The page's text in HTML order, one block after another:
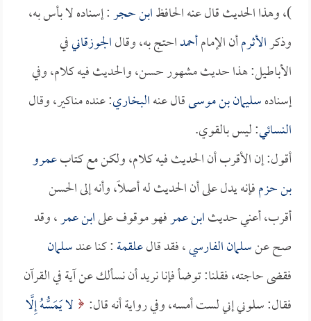
)، وهذا الحديث قال عنه الحافظابن حجر: إسناده لا بأس به،
وذكرالأثرمأن الإمامأحمداحتج به، وقالالجوزقانيفي
الأباطيل: هذا حديث مشهور حسن، والحديث فيه كلام، وفي
إسنادهسليمان بن موسىقال عنهالبخاري: عنده مناكير، وقال
النسائي: ليس بالقوي.
أقول: إن الأقرب أن الحديث فيه كلام، ولكن مع كتابعمرو
بن حزمفإنه يدل على أن الحديث له أصلاً، وأنه إلى الحسن
أقرب، أعني حديثابن عمرفهو موقوف علىابن عمر، وقد
صح عنسلمان الفارسي، فقد قالعلقمة: كنا عندسلمان
فقضى حاجته، فقلنا: توضأ فإنا نريد أن نسألك عن آية في القرآن
فقال: سلوني إني لست أمسه، وفي رواية أنه قال:
لا يَمَسُّهُ إِلَّا